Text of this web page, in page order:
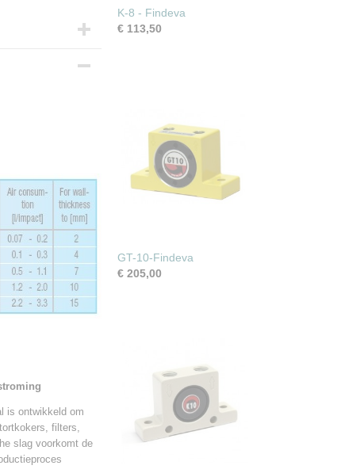
is ontwikkeld om
filters,
slag voorkomt de
K-8 - Findeva
€ 113,50
GT-10-Findeva
€ 205,00